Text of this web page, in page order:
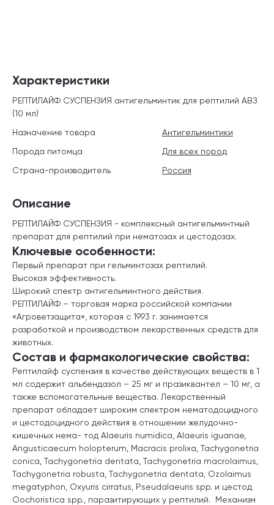
Описание
РЕПТИЛАЙФ СУСПЕНЗИЯ - комплексный антигельминтный
препарат для рептилий при нематозах и цестодозах.
Ключевые особенности:
Первый препарат при гельминтозах рептилий.
Высокая эффективность.
Широкий спектр антигельминтного действия.
РЕПТИЛАЙФ – торговая марка российской компании
«Агроветзащита», которая с 1993 г. занимается
разработкой и производством лекарственных средств для
животных.
Состав и фармакологические свойства:
Рептилайф суспензия в качестве действующих веществ в 1
мл содержит альбендазол – 25 мг и празиквантел – 10 мг, а
также вспомогательные вещества. Лекарственный
препарат обладает широким спектром нематодоцидного
и цестодоцидного действия в отношении желудочно-
кишечных нема- тод Alaeuris numidica, Alaeuris iguanae,
Angusticaecum holopterum, Macracis prolixa, Tachygonetria
conica, Tachygonetria dentata, Tachygonetria macrolaimus,
Tachygonetria robusta, Tachygonetria dentata, Ozolaimus
megatyphon, Oxyuris cirratus, Pseudalaeuris spp. и цестод
Oochoristica spp., паразитирующих у рептилий. Механизм
Характеристики
РЕПТИЛАЙФ СУСПЕНЗИЯ антигельминтик для рептилий АВЗ
(10 мл)
Назначение товара
Антигельминтики
Порода питомца
Для всех пород
Страна-производитель
Россия